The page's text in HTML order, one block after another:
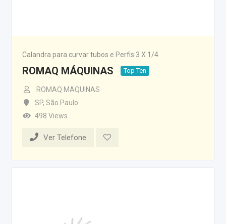
Calandra para curvar tubos e Perfis 3 X 1/4
ROMAQ MÁQUINAS Top Ten
ROMAQ MAQUINAS
SP, São Paulo
498 Views
Ver Telefone